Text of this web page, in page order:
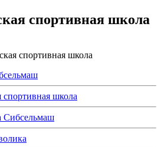
спортивная школа
спортивная школа
школа
Сибсельмаш